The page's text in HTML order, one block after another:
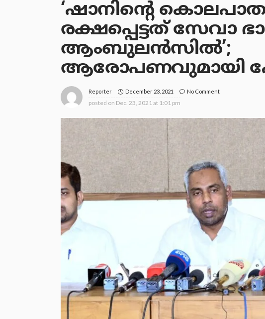
‘ഷാനിന്റെ
രക്ഷപ്പെട്ടത് സേവാ
ആംബുലൻസിൽ’;
ആരോപണവുമായി
Reporter December 23, 2021 No Comment
posted on Dec. 23, 2021 at 1:01 pm